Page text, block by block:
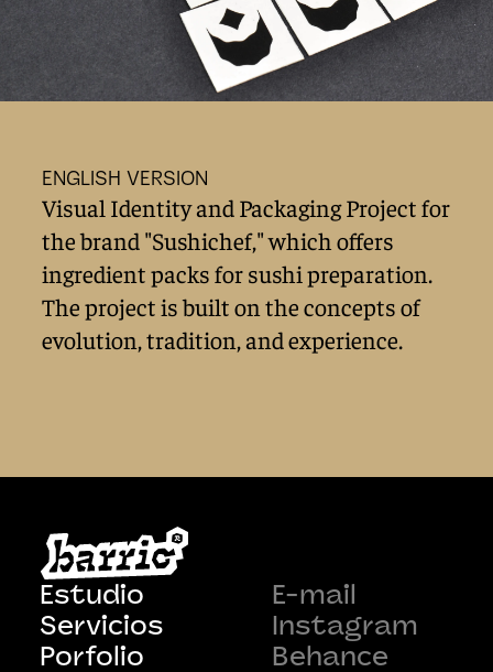
ENGLISH VERSION
Visual Identity and Packaging Project for
the brand "Sushichef," which offers
ingredient packs for sushi preparation.
The project is built on the concepts of
evolution, tradition, and experience.
Estudio
Servicios
Porfolio
E-mail
Instagram
Behance